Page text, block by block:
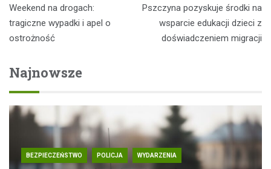
wpisu
Weekend na drogach:
tragiczne wypadki i apel o
ostrożność
Pszczyna pozyskuje środki na
wsparcie edukacji dzieci z
doświadczeniem migracji
Najnowsze
BEZPIECZEŃSTWO POLICJA WYDARZENIA